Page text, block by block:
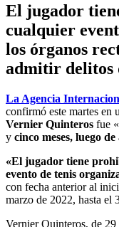
El jugador
cualquier
los órganos
admitir delitos
La Agencia
confirmó este martes en
Vernier Quinteros fue
y cinco meses, luego
«El jugador tiene
evento de tenis
con fecha anterior al
marzo de 2022, hasta el
Vernier Quinteros, de